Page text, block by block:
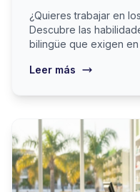
¿Quieres trabajar en
Descubre las
bilingüe que exigen
Leer más